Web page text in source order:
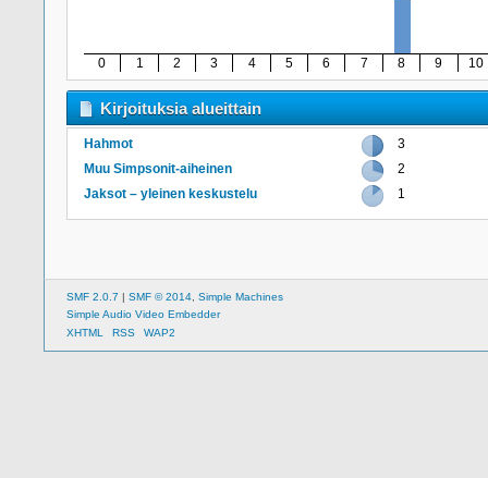
0 1 2 3 4 5 6 7 8 9 10
Kirjoituksia alueittain
Hahmot
3
Muu Simpsonit-aiheinen
2
Jaksot – yleinen keskustelu
1
SMF 2.0.7 | SMF © 2014 Simple Machines
Simple Audio Video Embedder
XHTML
RSS WAP2